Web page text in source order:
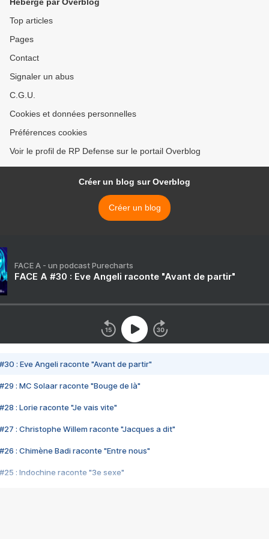
Top articles
Pages
Contact
Signaler un abus
C.G.U.
Cookies et données personnelles
Préférences cookies
Voir le profil de RP Defense sur le portail Overblog
Créer un blog sur Overblog
Créer un blog
FACE A - un podcast Purecharts
FACE A #30 : Eve Angeli raconte "Avant de partir"
#30 : Eve Angeli raconte "Avant de partir"
#29 : MC Solaar raconte "Bouge de là"
#28 : Lorie raconte "Je vais vite"
#27 : Christophe Willem raconte "Jacques a dit"
#26 : Chimène Badi raconte "Entre nous"
#25 : Indochine raconte "3e sexe"